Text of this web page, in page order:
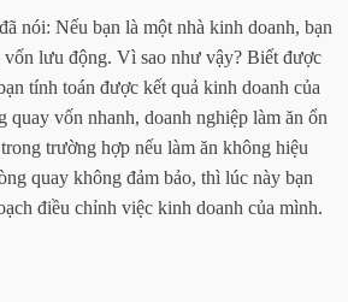
nói: Nếu bạn là một nhà kinh doanh, bạn
vốn lưu động. Vì sao như vậy? Biết được
tính toán được kết quả kinh doanh của
quay vốn nhanh, doanh nghiệp làm ăn ổn
trường hợp nếu làm ăn không hiệu
quay không đảm bảo, thì lúc này bạn
điều chỉnh việc kinh doanh của mình.